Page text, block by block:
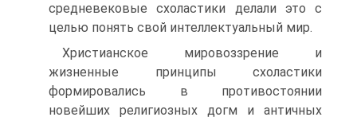
средневековые схоластики делали это с
целью понять свой интеллектуальный мир.
Христианское мировоззрение и
жизненные принципы схо­ластики
формировались в противостоянии
новейших религиоз­ных догм и античных